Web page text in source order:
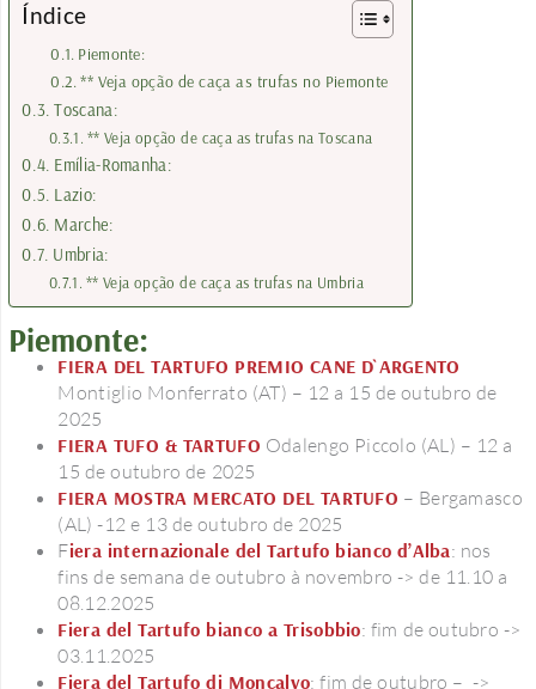
Índice
Piemonte:
** Veja opção de caça as trufas no Piemonte
Toscana:
** Veja opção de caça as trufas na Toscana
Emília-Romanha:
Lazio:
Marche:
Umbria:
** Veja opção de caça as trufas na Umbria
Piemonte:
FIERA DEL TARTUFO PREMIO CANE D`ARGENTO
Montiglio Monferrato (AT) – 12 a 15 de outubro de
2025
FIERA TUFO & TARTUFO Odalengo Piccolo (AL) – 12 a
15 de outubro de 2025
FIERA MOSTRA MERCATO DEL TARTUFO – Bergamasco
(AL) -12 e 13 de outubro de 2025
Fiera internazionale del Tartufo bianco d’Alba: nos
fins de semana de outubro à novembro -> de 11.10 a
08.12.2025
Fiera del Tartufo bianco a Trisobbio: fim de outubro ->
03.11.2025
Fiera del Tartufo di Moncalvo: fim de outubro – ->